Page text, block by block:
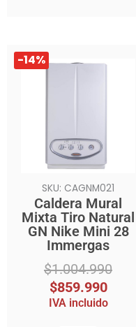
-14%
SKU: CAGNM021
Caldera Mural
Mixta Tiro Natural
GN Nike Mini 28
Immergas
$1.004.990
El
precio
$859.990
El
precio
IVA incluido